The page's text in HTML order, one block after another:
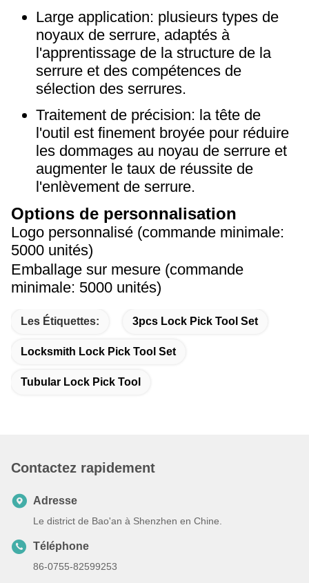
Large application: plusieurs types de
noyaux de serrure, adaptés à
l'apprentissage de la structure de la
serrure et des compétences de
sélection des serrures.
Traitement de précision: la tête de
l'outil est finement broyée pour réduire
les dommages au noyau de serrure et
augmenter le taux de réussite de
l'enlèvement de serrure.
Options de personnalisation
Logo personnalisé (commande minimale:
5000 unités)
Emballage sur mesure (commande
minimale: 5000 unités)
Les Étiquettes: 3pcs Lock Pick Tool Set
Locksmith Lock Pick Tool Set
Tubular Lock Pick Tool
Contactez rapidement
Adresse
Le district de Bao'an à Shenzhen en Chine.
Téléphone
86-0755-82599253